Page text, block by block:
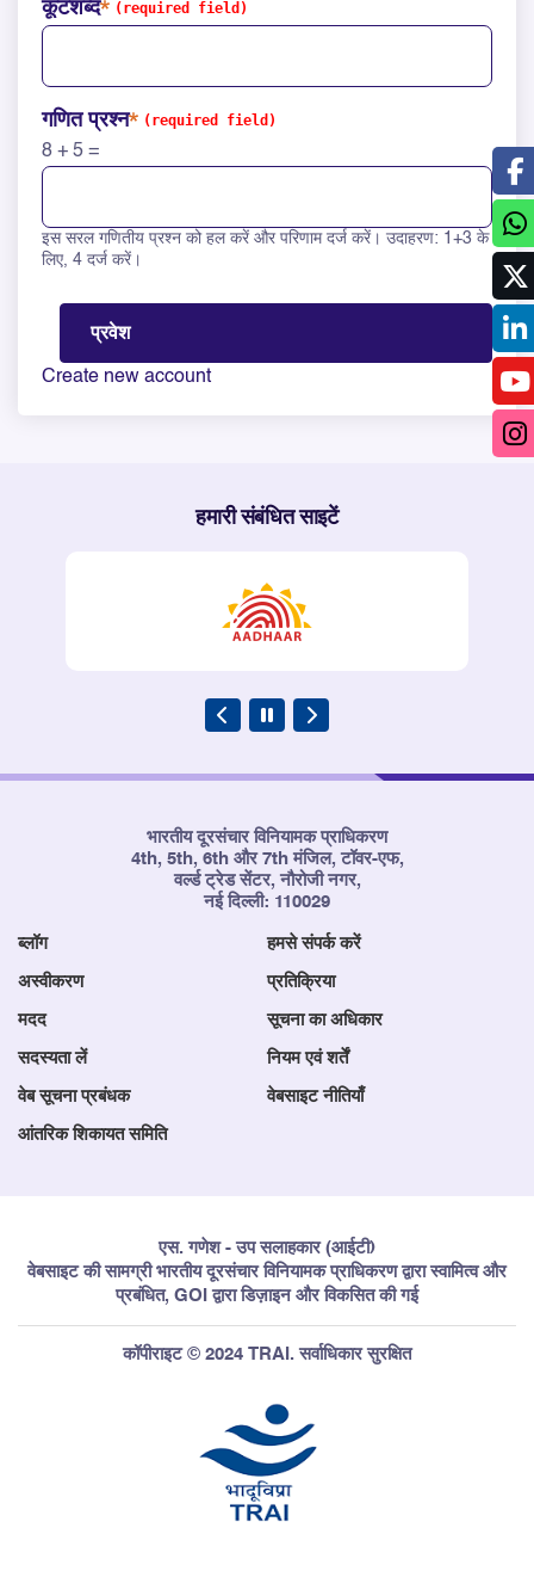
कूटशब्द
गणित प्रश्न
8 + 5 =
Solve this math question: 8 + 5 =
इस सरल गणितीय प्रश्न को हल करें और परिणाम दर्ज करें। उदाहरण: 1+3 के
लिए, 4 दर्ज करें।
Create new account
हमारी संबंधित साइटें
भारतीय दूरसंचार विनियामक प्राधिकरण
4th, 5th, 6th और 7th मंजिल, टॉवर-एफ,
वर्ल्ड ट्रेड सेंटर, नौरोजी नगर,
नई दिल्ली: 110029
ब्लॉग हमसे संपर्क करें
अस्वीकरण प्रतिक्रिया
मदद सूचना का अधिकार
सदस्यता लें नियम एवं शर्तें
वेब सूचना प्रबंधक वेबसाइट नीतियाँ
आंतरिक शिकायत समिति
एस. गणेश - उप सलाहकार (आईटी)
वेबसाइट की सामग्री भारतीय दूरसंचार विनियामक प्राधिकरण द्वारा स्वामित्व और
प्रबंधित, GOI द्वारा डिज़ाइन और विकसित की गई
कॉपीराइट © 2024 TRAI. सर्वाधिकार सुरक्षित